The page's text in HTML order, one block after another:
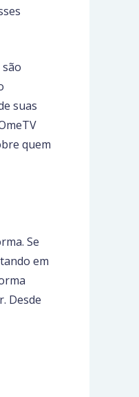
suas
quem
Se
em
Desde